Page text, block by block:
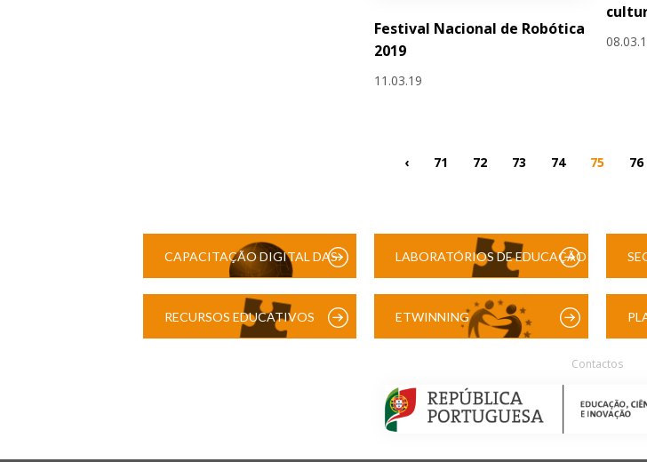
Festival Nacional de Robótica
2019
11.03.19
‹ 71 72 73 74 75 76
CAPACITAÇÃO DIGITAL DAS LABORATÓRIOS DE EDUCAÇÃO
RECURSOS EDUCATIVOS ETWINNING
Contactos